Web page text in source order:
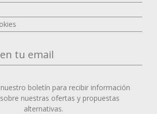
tu email
boletín para recibir información
nuestras ofertas y propuestas
alternativas.